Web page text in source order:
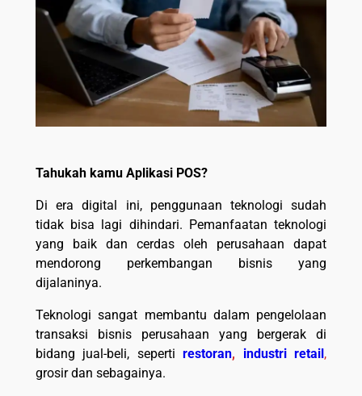
Tahukah kamu Aplikasi POS?
Di era digital ini, penggunaan teknologi sudah
tidak bisa lagi dihindari. Pemanfaatan teknologi
yang baik dan cerdas oleh perusahaan dapat
mendorong perkembangan bisnis yang
dijalaninya.
Teknologi sangat membantu dalam pengelolaan
transaksi bisnis perusahaan yang bergerak di
bidang jual-beli, sepertirestoran, industri retail,
grosir dan sebagainya.